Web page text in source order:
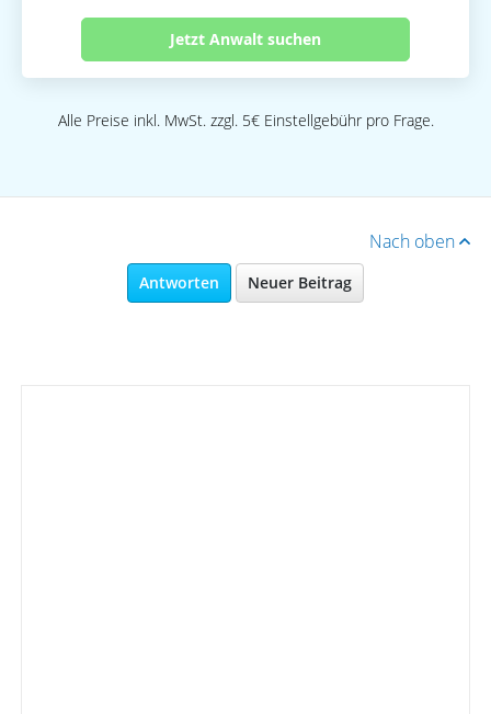
Jetzt Anwalt suchen
Alle Preise inkl. MwSt. zzgl. 5€ Einstellgebühr pro Frage.
Nach oben
Antworten Neuer Beitrag